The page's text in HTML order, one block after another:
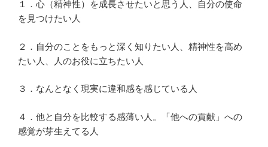
１．心（精神性）を成長させたいと思う人、自分の使命
を見つけたい人
２．自分のことをもっと深く知りたい人、精神性を高め
たい人、人のお役に立ちたい人
３．なんとなく現実に違和感を感じている人
４．他と自分を比較する感薄い人。「他への貢献」への
感覚が芽生えてる人